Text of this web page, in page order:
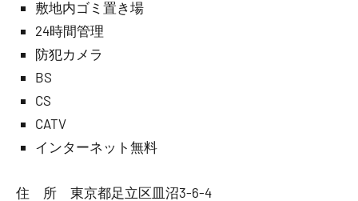
敷地内ゴミ置き場
24時間管理
防犯カメラ
BS
CS
CATV
インターネット無料
住 所 東京都足立区皿沼3-6-4